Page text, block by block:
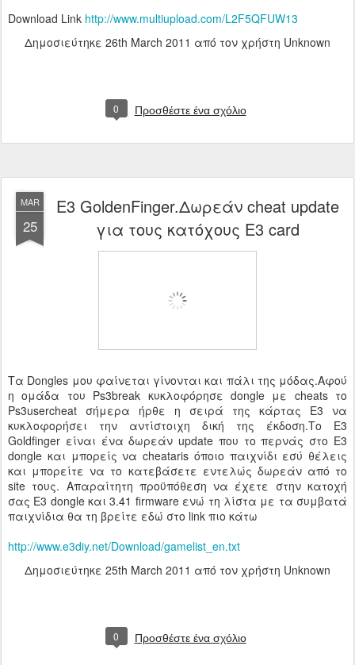
Download Link http://www.multiupload.com/L2F5QFUW13
Δημοσιεύτηκε 26th March 2011 από τον χρήστη Unknown
0 Προσθέστε ένα σχόλιο
MAR
25
E3 GoldenFinger.Δωρεάν cheat update
για τους κατόχους E3 card
Τα Dongles μου φαίνεται γίνονται και πάλι της μόδας.Αφού
η ομάδα του Ps3break κυκλοφόρησε dongle με cheats το
Ps3usercheat σήμερα ήρθε η σειρά της κάρτας E3 να
κυκλοφορήσει την αντίστοιχη δική της έκδοση.Το Ε3
Goldfinger είναι ένα δωρεάν update που το περνάς στο E3
dongle και μπορείς να cheataris όποιο παιχνίδι εσύ θέλεις
και μπορείτε να το κατεβάσετε εντελώς δωρεάν από το
site τους. Aπαραίτητη προϋπόθεση να έχετε στην κατοχή
σας E3 dongle και 3.41 firmware ενώ τη λίστα με τα συμβατά
παιχνίδια θα τη βρείτε εδώ στο link πιο κάτω
http://www.e3diy.net/Download/gamelist_en.txt
Δημοσιεύτηκε 25th March 2011 από τον χρήστη Unknown
0 Προσθέστε ένα σχόλιο